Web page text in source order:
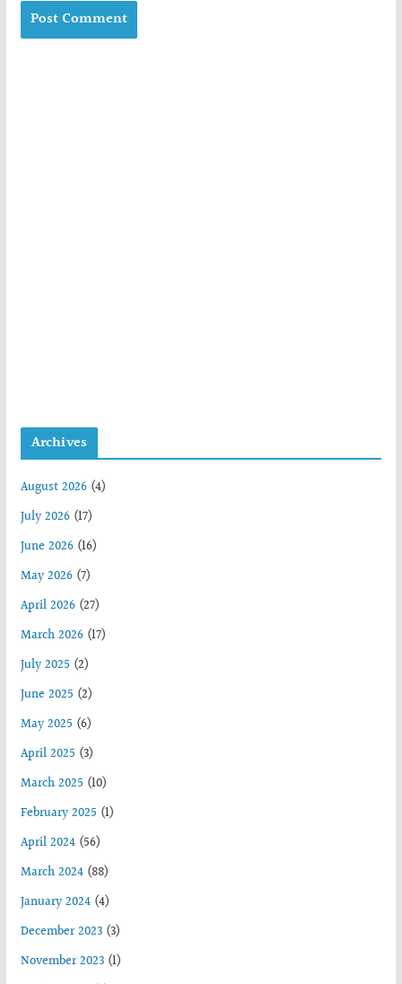
Archives
August 2026(4)
July 2026(17)
June 2026(16)
May 2026(7)
April 2026(27)
March 2026(17)
July 2025 (2)
June 2025 (2)
May 2025 (6)
April 2025 (3)
March 2025 (10)
February 2025 (1)
April 2024(56)
March 2024(88)
January 2024(4)
December 2023(3)
November 2023(1)